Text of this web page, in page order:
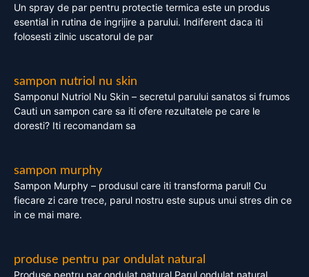
Un spray de par pentru protectie termica este un produs
esential in rutina de ingrijire a parului. Indiferent daca iti
folosesti zilnic uscatorul de par
sampon nutriol nu skin
Samponul Nutriol Nu Skin – secretul parului sanatos si frumos
Cauti un sampon care sa iti ofere rezultatele pe care le
doresti? Iti recomandam sa
sampon murphy
Sampon Murphy – produsul care iti transforma parul! Cu
fiecare zi care trece, parul nostru este supus unui stres din ce
in ce mai mare.
produse pentru par ondulat natural